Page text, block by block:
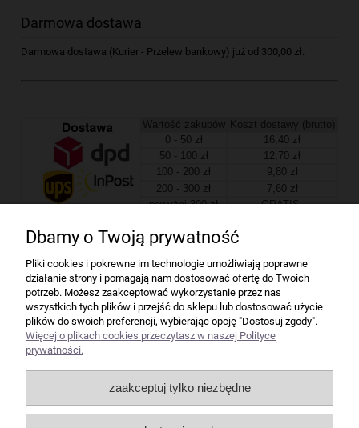
Darmowa dostawa
Darmowa dostawa (Kurier - Przelew bankowy) już od 300,00 zł.
Wartość zakupów
Koszt dostawy (brutto)
0 - 50 zł
16,40 zł
50 - 100 zł
12,70 zł
100 - 200 zł
9,80 zł
200 - 300 zł
7,60 zł
powyżej 300 zł
GRATIS
Firma
Bindownice wg producentów
Niszczarki wg producentów
Liczarki pieniędzy
Dbamy o Twoją prywatność
Pliki cookies i pokrewne im technologie umożliwiają poprawne
działanie strony i pomagają nam dostosować ofertę do Twoich
potrzeb. Możesz zaakceptować wykorzystanie przez nas
wszystkich tych plików i przejść do sklepu lub dostosować użycie
plików do swoich preferencji, wybierając opcję "Dostosuj zgody".
Więcej o plikach cookies przeczytasz w naszej Polityce
prywatności.
zaakceptuj tylko niezbędne